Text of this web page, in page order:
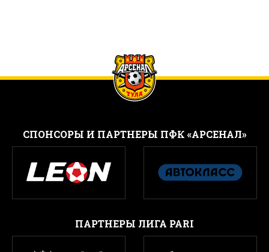
CПОНСОРЫ И ПАРТНЕРЫ ПФК «АРСЕНАЛ»
ПАРТНЕРЫ ЛИГА PARI